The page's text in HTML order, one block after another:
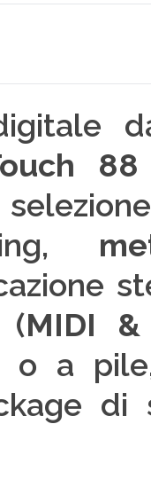
88
(MIDI &
o a
di